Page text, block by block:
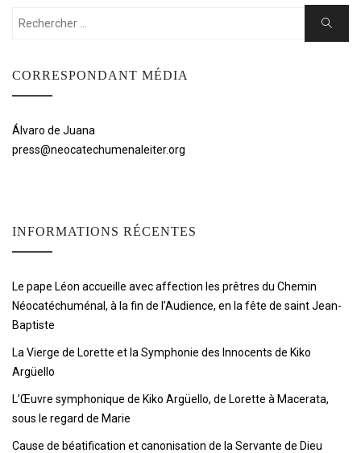
Rechercher:
Chercher
CORRESPONDANT MÉDIA
Álvaro de Juana
press@neocatechumenaleiter.org
INFORMATIONS RÉCENTES
Le pape Léon accueille avec affection les prêtres du Chemin
Néocatéchuménal, à la fin de l’Audience, en la fête de saint Jean-
Baptiste
La Vierge de Lorette et la Symphonie des Innocents de Kiko
Argüello
L’Œuvre symphonique de Kiko Argüello, de Lorette à Macerata,
sous le regard de Marie
Cause de béatification et canonisation de la Servante de Dieu